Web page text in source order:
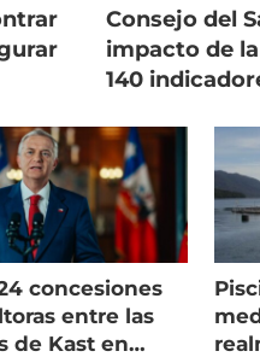
Consejo del
impacto de
140
concesiones
entre las
de Kast en